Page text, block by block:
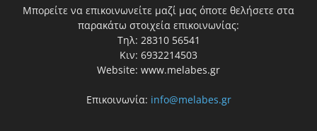
Μπορείτε να επικοινωνείτε μαζί μας όποτε θελήσετε στα
παρακάτω στοιχεία επικοινωνίας:
Τηλ: 28310 56541
Κιν: 6932214503
Website: www.melabes.gr
Επικοινωνία: info@melabes.gr